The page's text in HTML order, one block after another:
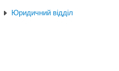
Юридичний відділ